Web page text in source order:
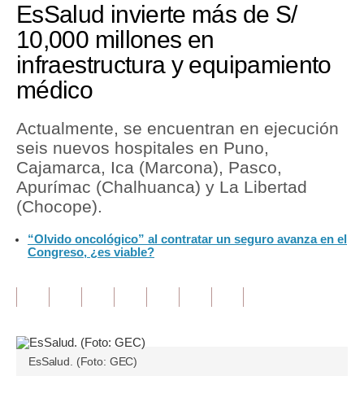
Economía
Mercados
Perú
Política
Tu Dinero
Finanzas Personales
Plus G
Opinión
Pregunta de hoy
EsSalud invierte más de S/
10,000 millones en
infraestructura y equipamiento
médico
Actualmente, se encuentran en ejecución
seis nuevos hospitales en Puno,
Cajamarca, Ica (Marcona), Pasco,
Apurímac (Chalhuanca) y La Libertad
(Chocope).
“Olvido oncológico” al contratar un seguro avanza en el
Congreso, ¿es viable?
EsSalud. (Foto: GEC)